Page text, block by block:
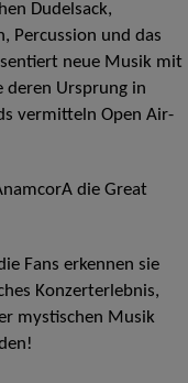
Dudelsack,
Percussion und das
neue Musik mit
Ursprung in
vermitteln Open Air-
die Great
Fans erkennen sie
Konzerterlebnis,
mystischen Musik